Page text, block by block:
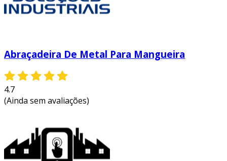
Abraçadeira De Metal Para Mangueira
4.7
(Ainda sem avaliações)